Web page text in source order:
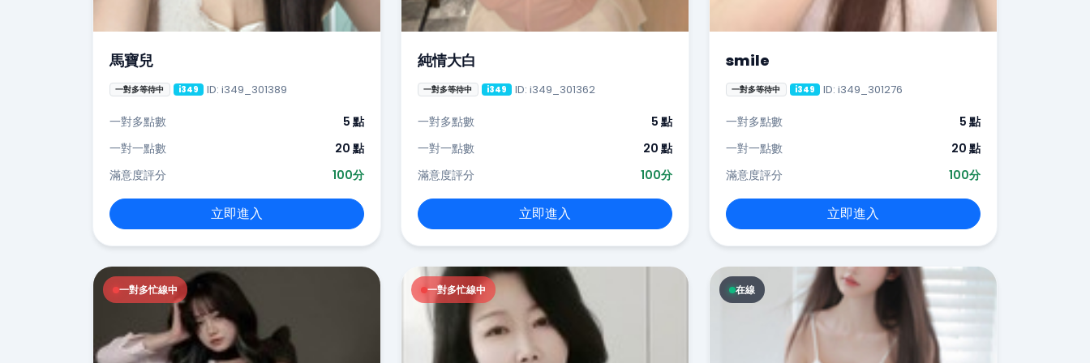
馬寶兒
一對多等待中 i349 ID: i349_301389
一對多點數
5 點
一對一點數
20 點
滿意度評分
100分
立即進入
純情大白
一對多等待中 i349 ID: i349_301362
一對多點數
5 點
一對一點數
20 點
滿意度評分
100分
立即進入
smile
一對多等待中 i349 ID: i349_301276
一對多點數
5 點
一對一點數
20 點
滿意度評分
100分
立即進入
一對多忙線中 一對多忙線中 在線